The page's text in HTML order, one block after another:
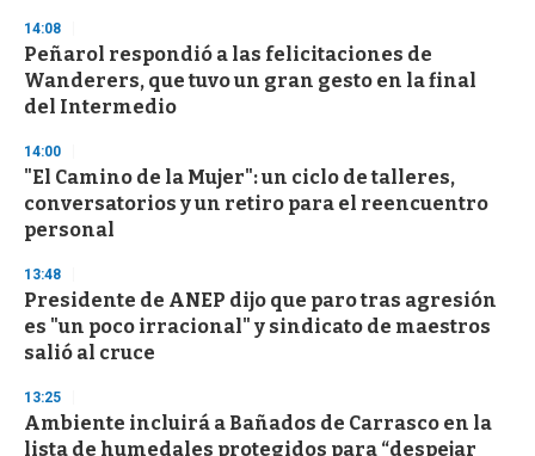
s
e
c
o
n
14:08
Peñarol respondió a las felicitaciones de
Wanderers, que tuvo un gran gesto en la final
del Intermedio
14:00
"El Camino de la Mujer": un ciclo de talleres,
conversatorios y un retiro para el reencuentro
personal
13:48
Presidente de ANEP dijo que paro tras agresión
es "un poco irracional" y sindicato de maestros
salió al cruce
13:25
Ambiente incluirá a Bañados de Carrasco en la
lista de humedales protegidos para “despejar